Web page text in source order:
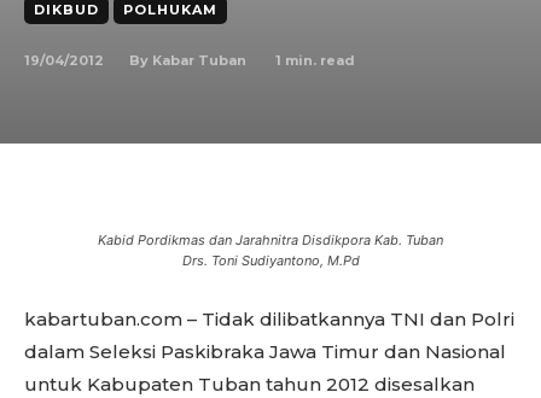
DIKBUD POLHUKAM
19/04/2012 By Kabar Tuban 1 min. read
Kabid Pordikmas dan Jarahnitra Disdikpora Kab. Tuban
Drs. Toni Sudiyantono, M.Pd
kabartuban.com – Tidak dilibatkannya TNI dan Polri
dalam Seleksi Paskibraka Jawa Timur dan Nasional
untuk Kabupaten Tuban tahun 2012 disesalkan